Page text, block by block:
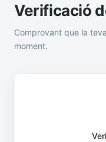
Verificació
Comprovant que la
moment.